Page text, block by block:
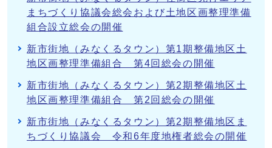
まちづくり協議会総会および土地区画整理準備
組合設立総会の開催
新市街地（みなくるタウン）第1期整備地区土
地区画整理準備組合 第4回総会の開催
新市街地（みなくるタウン）第2期整備地区土
地区画整理準備組合 第2回総会の開催
新市街地（みなくるタウン）第2期整備地区ま
ちづくり協議会 令和6年度地権者総会の開催